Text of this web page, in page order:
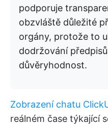
podporuje
obzvláště důležité
orgány, protože to
dodržování
důvěryhodnost.
Zobrazení chatu
reálném čase týkající